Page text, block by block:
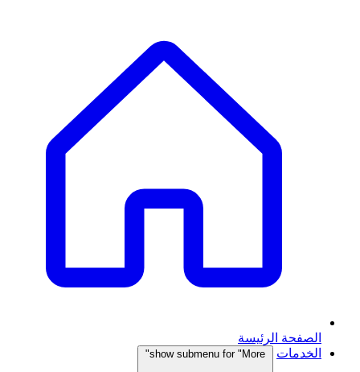
الصفحة الرئيسة
الخدمات
show submenu for "More"